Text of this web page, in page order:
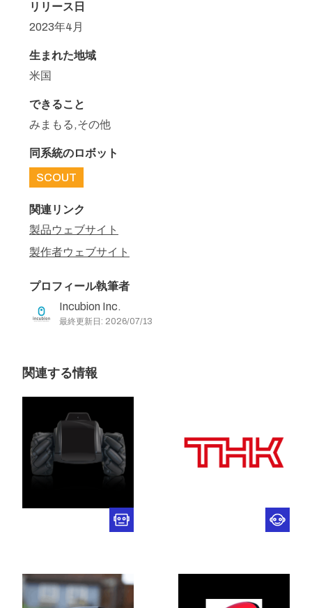
リリース日
2023年4月
生まれた地域
米国
できること
みまもる,その他
同系統のロボット
SCOUT
関連リンク
製品ウェブサイト
製作者ウェブサイト
プロフィール執筆者
Incubion Inc.
最終更新日: 2026/07/13
関連する情報